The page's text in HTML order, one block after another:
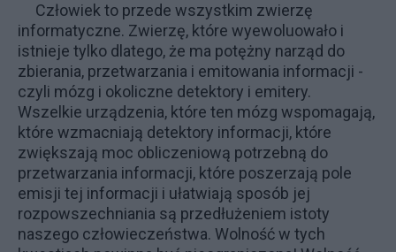
Człowiek to przede wszystkim zwierzę
informatyczne. Zwierzę, które wyewoluowało i
istnieje tylko dlatego, że ma potężny narząd do
zbierania, przetwarzania i emitowania informacji -
czyli mózg i okoliczne detektory i emitery.
Wszelkie urządzenia, które ten mózg wspomagają,
które wzmacniają detektory informacji, które
zwiększają moc obliczeniową potrzebną do
przetwarzania informacji, które poszerzają pole
emisji tej informacji i ułatwiają sposób jej
rozpowszechniania są przedłużeniem istoty
naszego człowieczeństwa. Wolność w tych